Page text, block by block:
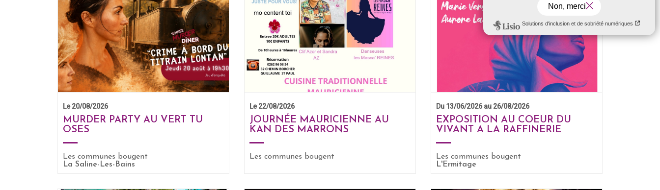
EN SAVOIR + EN SAVOIR + EN SAVOIR +
Le 20/08/2026
MURDER PARTY AU VERT TU
OSES
Les communes bougent
La Saline-Les-Bains
Le 22/08/2026
JOURNÉE MAURICIENNE AU
KAN DES MARRONS
Les communes bougent
Du 13/06/2026 au 26/08/2026
EXPOSITION AU COEUR DU
VIVANT A LA RAFFINERIE
Les communes bougent
L'Ermitage